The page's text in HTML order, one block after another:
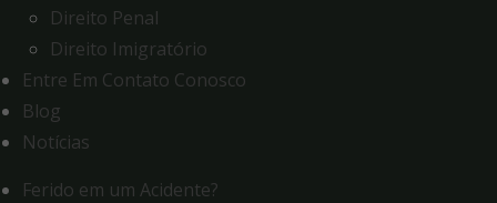
Direito Penal
Direito Imigratório
Entre Em Contato Conosco
Blog
Notícias
Ferido em um Acidente?